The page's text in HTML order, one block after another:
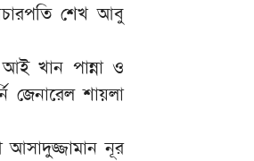
শেখ আবু
খান পান্না ও
জেনারেল শায়লা
আসাদুজ্জামান নূর